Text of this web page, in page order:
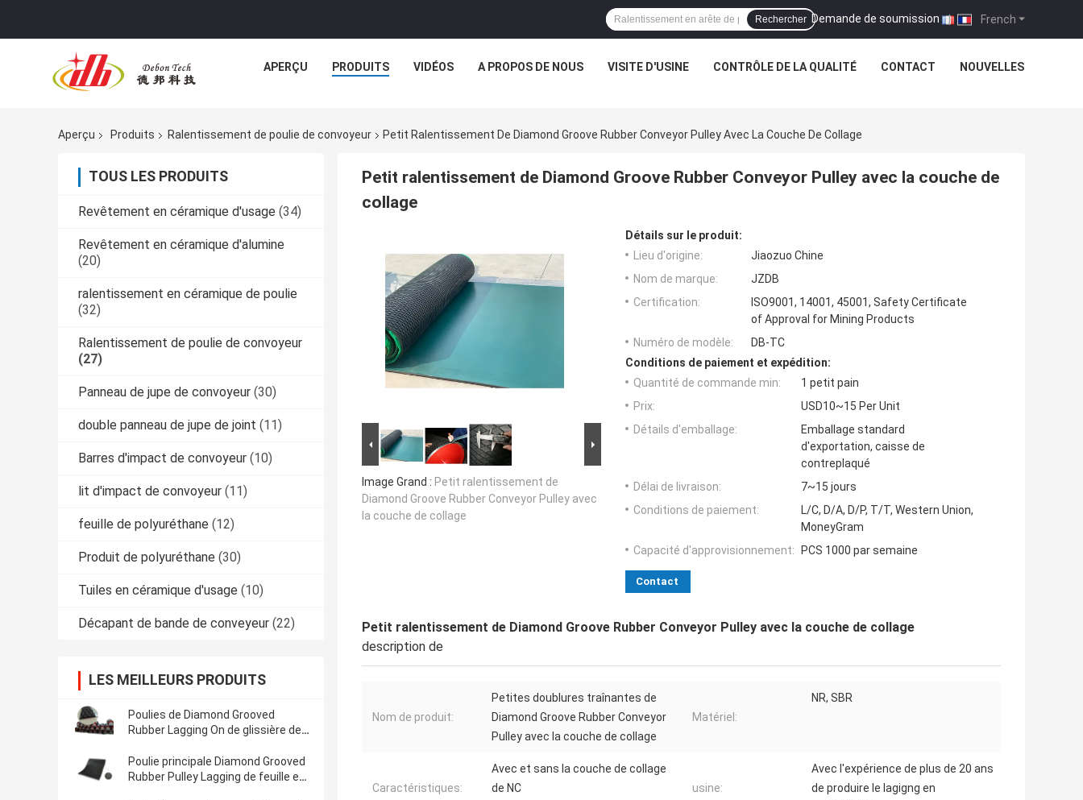
French
Demande de soumission |
Rechercher
APERÇU PRODUITS VIDÉOS A PROPOS DE NOUS VISITE D'USINE CONTRÔLE DE LA QUALITÉ CONTACT NOUVELLES
Aperçu Produits Ralentissement de poulie de convoyeur Petit Ralentissement De Diamond Groove Rubber Conveyor Pulley Avec La Couche De Collage
TOUS LES PRODUITS
Revêtement en céramique d'usage (34)
Revêtement en céramique d'alumine
(20)
ralentissement en céramique de poulie
(32)
Ralentissement de poulie de convoyeur
(27)
Panneau de jupe de convoyeur (30)
double panneau de jupe de joint (11)
Barres d'impact de convoyeur (10)
lit d'impact de convoyeur (11)
feuille de polyuréthane (12)
Produit de polyuréthane (30)
Tuiles en céramique d'usage (10)
Décapant de bande de conveyeur (22)
LES MEILLEURS PRODUITS
Poulies de Diamond Grooved
Rubber Lagging On de glissière de
Poulie principale Diamond Grooved
Rubber Pulley Lagging de feuille en
Petit ralentissement de Diamond Groove Rubber Conveyor Pulley avec la couche de
collage
Image Grand : Petit ralentissement de
Diamond Groove Rubber Conveyor Pulley avec
la couche de collage
Détails sur le produit:
Lieu d'origine:
Jiaozuo Chine
Nom de marque:
JZDB
Certification:
ISO9001, 14001, 45001, Safety Certificate
of Approval for Mining Products
Numéro de modèle:
DB-TC
Conditions de paiement et expédition:
Quantité de commande min:
1 petit pain
Prix:
USD10~15 Per Unit
Détails d'emballage:
Emballage standard
d'exportation, caisse de
contreplaqué
Délai de livraison:
7~15 jours
Conditions de paiement:
L/C, D/A, D/P, T/T, Western Union,
MoneyGram
Capacité d'approvisionnement:
PCS 1000 par semaine
Contact
Petit ralentissement de Diamond Groove Rubber Conveyor Pulley avec la couche de collage
description de
Nom de produit:
Petites doublures traînantes de
Diamond Groove Rubber Conveyor
Pulley avec la couche de collage
Matériel:
NR, SBR
Caractéristiques:
Avec et sans la couche de collage
de NC
usine:
Avec l'expérience de plus de 20 ans
de produire le lagigng en